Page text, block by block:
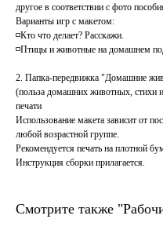
другое в соответствии с фото
Варианты игр с макетом:
◽️Кто что делает? Расскажи.
◽️Птицы и животные на домашнем
2. Папка-передвижка "Домашние
(польза домашних животных, стихи
печати
Использование макета зависит от
любой возрастной группе.
Рекомендуется печать на плотной
Инструкция сборки прилагается.⠀⠀⠀
Смотрите также